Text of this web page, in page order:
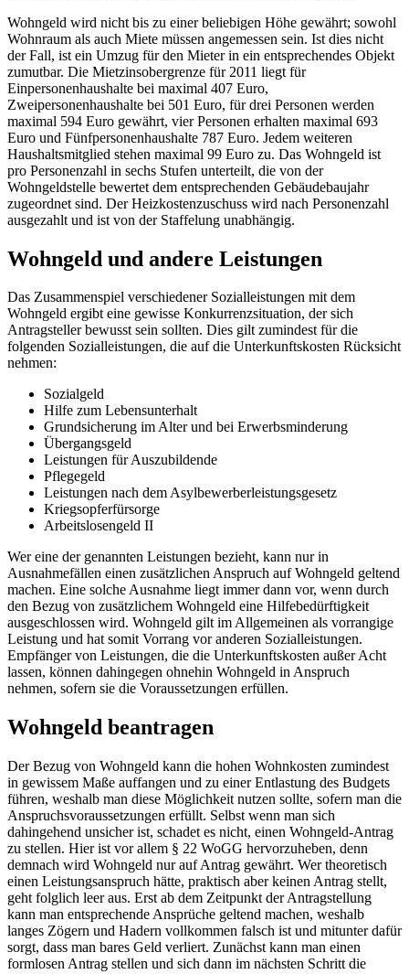
Wohngeld wird nicht bis zu einer beliebigen Höhe gewährt; sowohl
Wohnraum als auch Miete müssen angemessen sein. Ist dies nicht
der Fall, ist ein Umzug für den Mieter in ein entsprechendes Objekt
zumutbar. Die Mietzinsobergrenze für 2011 liegt für
Einpersonenhaushalte bei maximal 407 Euro,
Zweipersonenhaushalte bei 501 Euro, für drei Personen werden
maximal 594 Euro gewährt, vier Personen erhalten maximal 693
Euro und Fünfpersonenhaushalte 787 Euro. Jedem weiteren
Haushaltsmitglied stehen maximal 99 Euro zu. Das Wohngeld ist
pro Personenzahl in sechs Stufen unterteilt, die von der
Wohngeldstelle bewertet dem entsprechenden Gebäudebaujahr
zugeordnet sind. Der Heizkostenzuschuss wird nach Personenzahl
ausgezahlt und ist von der Staffelung unabhängig.
Wohngeld und andere Leistungen
Das Zusammenspiel verschiedener Sozialleistungen mit dem
Wohngeld ergibt eine gewisse Konkurrenzsituation, der sich
Antragsteller bewusst sein sollten. Dies gilt zumindest für die
folgenden Sozialleistungen, die auf die Unterkunftskosten Rücksicht
nehmen:
Sozialgeld
Hilfe zum Lebensunterhalt
Grundsicherung im Alter und bei Erwerbsminderung
Übergangsgeld
Leistungen für Auszubildende
Pflegegeld
Leistungen nach dem Asylbewerberleistungsgesetz
Kriegsopferfürsorge
Arbeitslosengeld II
Wer eine der genannten Leistungen bezieht, kann nur in
Ausnahmefällen einen zusätzlichen Anspruch auf Wohngeld geltend
machen. Eine solche Ausnahme liegt immer dann vor, wenn durch
den Bezug von zusätzlichem Wohngeld eine Hilfebedürftigkeit
ausgeschlossen wird. Wohngeld gilt im Allgemeinen als vorrangige
Leistung und hat somit Vorrang vor anderen Sozialleistungen.
Empfänger von Leistungen, die die Unterkunftskosten außer Acht
lassen, können dahingegen ohnehin Wohngeld in Anspruch
nehmen, sofern sie die Voraussetzungen erfüllen.
Wohngeld beantragen
Der Bezug von Wohngeld kann die hohen Wohnkosten zumindest
in gewissem Maße auffangen und zu einer Entlastung des Budgets
führen, weshalb man diese Möglichkeit nutzen sollte, sofern man die
Anspruchsvoraussetzungen erfüllt. Selbst wenn man sich
dahingehend unsicher ist, schadet es nicht, einen Wohngeld-Antrag
zu stellen. Hier ist vor allem § 22 WoGG hervorzuheben, denn
demnach wird Wohngeld nur auf Antrag gewährt. Wer theoretisch
einen Leistungsanspruch hätte, praktisch aber keinen Antrag stellt,
geht folglich leer aus. Erst ab dem Zeitpunkt der Antragstellung
kann man entsprechende Ansprüche geltend machen, weshalb
langes Zögern und Hadern vollkommen falsch ist und mitunter dafür
sorgt, dass man bares Geld verliert. Zunächst kann man einen
formlosen Antrag stellen und sich dann im nächsten Schritt die